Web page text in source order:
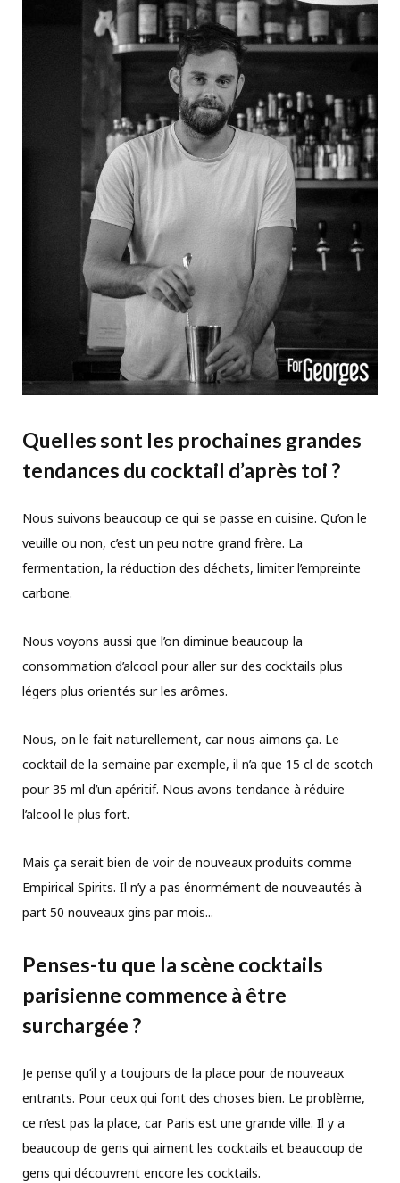
Quelles sont les prochaines grandes
tendances du cocktail d’après toi ?
Nous suivons beaucoup ce qui se passe en cuisine. Qu’on le
veuille ou non, c’est un peu notre grand frère. La
fermentation, la réduction des déchets, limiter l’empreinte
carbone.
Nous voyons aussi que l’on diminue beaucoup la
consommation d’alcool pour aller sur des cocktails plus
légers plus orientés sur les arômes.
Nous, on le fait naturellement, car nous aimons ça. Le
cocktail de la semaine par exemple, il n’a que 15 cl de scotch
pour 35 ml d’un apéritif. Nous avons tendance à réduire
l’alcool le plus fort.
Mais ça serait bien de voir de nouveaux produits comme
Empirical Spirits. Il n’y a pas énormément de nouveautés à
part 50 nouveaux gins par mois...
Penses-tu que la scène cocktails
parisienne commence à être
surchargée ?
Je pense qu’il y a toujours de la place pour de nouveaux
entrants. Pour ceux qui font des choses bien. Le problème,
ce n’est pas la place, car Paris est une grande ville. Il y a
beaucoup de gens qui aiment les cocktails et beaucoup de
gens qui découvrent encore les cocktails.